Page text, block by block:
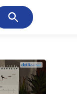
Cancel